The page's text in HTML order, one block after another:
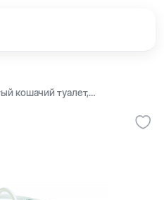
Beeztees Nestor Jumbo Закрытый кошачий туалет, серо-белый (66x48x46 см)